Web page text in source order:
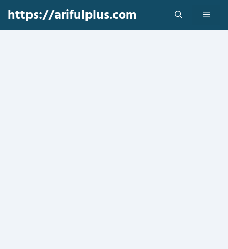
content
https://arifulplus.com Menu